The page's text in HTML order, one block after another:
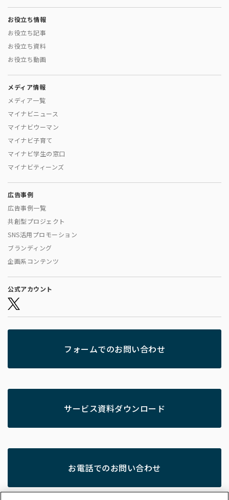
お役立ち情報
お役立ち記事
お役立ち資料
お役立ち動画
メディア情報
メディア一覧
マイナビニュース
マイナビウーマン
マイナビ子育て
マイナビ学生の窓口
マイナビティーンズ
広告事例
広告事例一覧
共創型プロジェクト
SNS活用プロモーション
ブランディング
企画系コンテンツ
公式アカウント
フォームでのお問い合わせ
サービス資料ダウンロード
お電話でのお問い合わせ